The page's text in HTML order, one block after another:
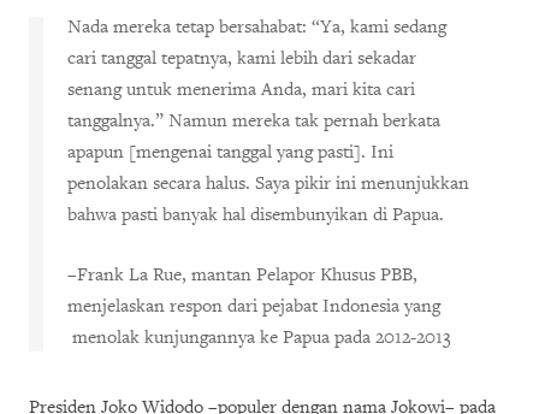
Nada mereka tetap bersahabat: “Ya, kami sedang
cari tanggal tepatnya, kami lebih dari sekadar
senang untuk menerima Anda, mari kita cari
tanggalnya.” Namun mereka tak pernah berkata
apapun [mengenai tanggal yang pasti]. Ini
penolakan secara halus. Saya pikir ini menunjukkan
bahwa pasti banyak hal disembunyikan di Papua.
–Frank La Rue, mantan Pelapor Khusus PBB,
menjelaskan respon dari pejabat Indonesia yang
menolak kunjungannya ke Papua pada 2012-2013
Presiden Joko Widodo –populer dengan nama Jokowi– pada